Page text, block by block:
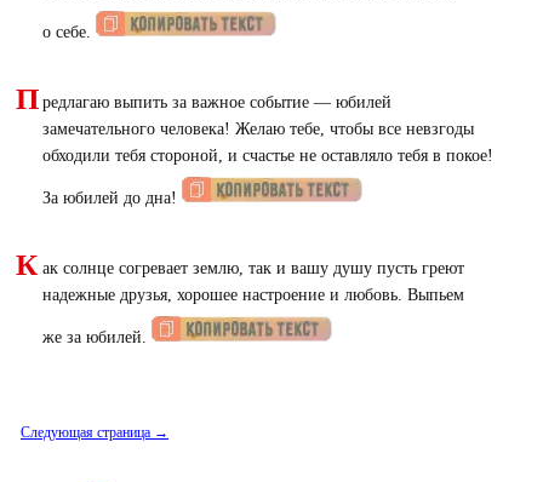
о себе.
П редлагаю выпить за важное событие — юбилей
замечательного человека! Желаю тебе, чтобы все невзгоды
обходили тебя стороной, и счастье не оставляло тебя в покое!
За юбилей до дна!
К ак солнце согревает землю, так и вашу душу пусть греют
надежные друзья, хорошее настроение и любовь. Выпьем
же за юбилей.
Следующая страница →